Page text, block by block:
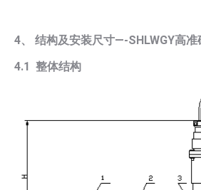
4、 结构及安装尺寸—-SHLWGY高
4.1 整体结构